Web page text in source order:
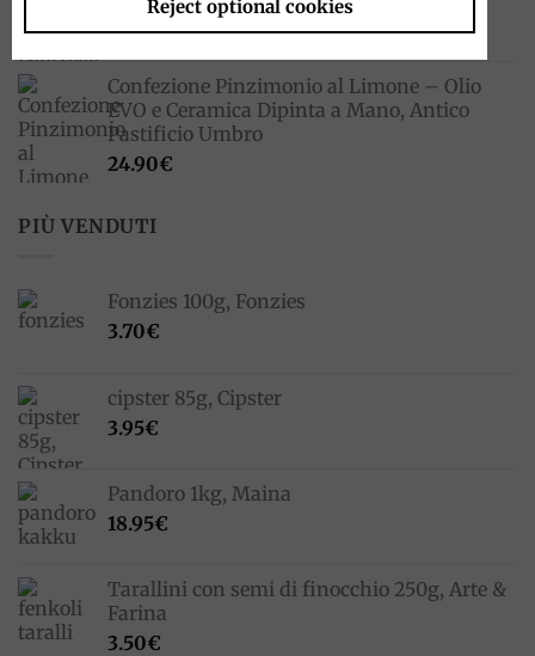
Ferrero
Confezione Pinzimonio al Limone – Olio
EVO e Ceramica Dipinta a Mano, Antico
Pastificio Umbro
24.90€
PIÙ VENDUTI
Fonzies 100g, Fonzies
3.70€
cipster 85g, Cipster
3.95€
Pandoro 1kg, Maina
18.95€
Tarallini con semi di finocchio 250g, Arte &
Farina
3.50€
Reject optional cookies